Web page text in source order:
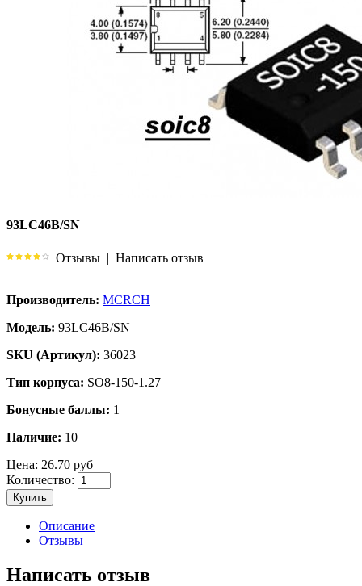
93LC46B/SN
Отзывы | Написать отзыв
Производитель: MCRCH
Модель: 93LC46B/SN
SKU (Артикул): 36023
Тип корпуса: SO8-150-1.27
Бонусные баллы: 1
Наличие: 10
Цена: 26.70 руб
Количество:
Купить
Описание
Отзывы
Написать отзыв